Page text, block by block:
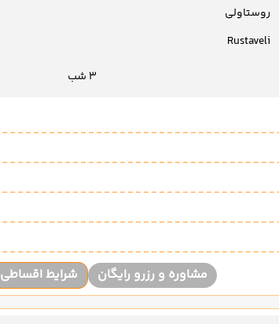
روستاولی
Rustaveli
3 شب
مشاوره و رزرو رایگان شرایط اقساطی